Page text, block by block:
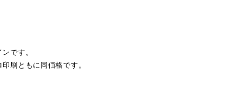
です。
刷ともに同価格です。